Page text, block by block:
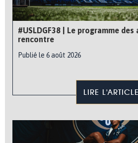
#USLDGF38 | Le programme
rencontre
Publié le 6 août 2026
LIRE L'ARTICLE